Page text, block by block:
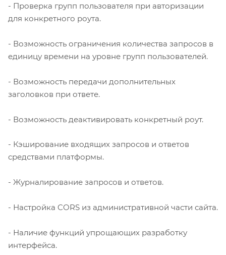
- Проверка групп пользователя при авторизации
для конкретного роута.
- Возможность ограничения количества запросов в
единицу времени на уровне групп пользователей.
- Возможность передачи дополнительных
заголовков при ответе.
- Возможность деактивировать конкретный роут.
- Кэширование входящих запросов и ответов
средствами платформы.
- Журналирование запросов и ответов.
- Настройка CORS из административной части сайта.
- Наличие функций упрощающих разработку
интерфейса.